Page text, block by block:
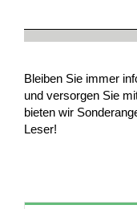
Bleiben Sie immer
und versorgen Sie
bieten wir
Leser!